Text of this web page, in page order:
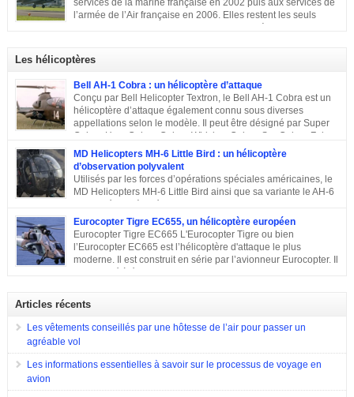
et les forces de défense aérienne contiennent environ 43 000 personnes et
247 avions. L’armée ukrainienne se divise en trois commandements
services de la marine française en 2002 puis aux services de
l’armée de l’Air française en 2006. Elles restent les seuls
que le succès viendra bientôt. Quatre ans plus tard, les premières
commandes étrangères sont signées et depuis, le constructeur multiplie les
exportations. Tour d’horizon sur les exportations du Rafale …
Les hélicoptères
Bell AH-1 Cobra : un hélicoptère d’attaque
Conçu par Bell Helicopter Textron, le Bell AH-1 Cobra est un
hélicoptère d’attaque également connu sous diverses
appellations selon le modèle. Il peut être désigné par Super
Cobra, HueyCobra, Cobra, Whiskey Cobra, SeaCobra, Zulu
Cobra, Snake ou encore Viper. Le modèle premier était doté de la même
motorisation, de la même transmission et du même rotor principal que le
Bell UH-1 Iroquois. Cet appareil a effectué son premier vol en septembre
1965, est entré en service en 1967 et est toujours en service dans quelques
pays. Sa conception C’est en 1962 que Bell décide de construire un
MD Helicopters MH-6 Little Bird : un hélicoptère
d’observation polyvalent
Utilisés par les forces d’opérations spéciales américaines, le
MD Helicopters MH-6 Little Bird ainsi que sa variante le AH-6
est un hélicoptère léger conçu sur la base du Hughes OH-6 et
du Hughes MD 500. Il a été conçu par l’avionneur américain MD
Helicopters. Sa conception Lorsqu’en 1960, l’armée américaine a évoqué
son souhait de développer un hélicoptère léger d’observation qui serait
également capable d’endosser divers rôles, de nombreuses compagnies
sont entrées en compétition pour remporter le projet. Parmi elles, il y a eu
Eurocopter Tigre EC655, un hélicoptère européen
Eurocopter Tigre EC665 L'Eurocopter Tigre ou bien
l’Eurocopter EC665 est l’hélicoptère d'attaque le plus
moderne. Il est construit en série par l’avionneur Eurocopter. Il
est destiné à équiper les forces de terres de l’Allemagne, la
construit afin d’assurer les missions d’appui à proximité immédiate des
forces terrestres. Il a été utilisé en 2009 lors de la guerre en Afghanistan.
Eurocopter Tigre EC655
Articles récents
Les vêtements conseillés par une hôtesse de l’air pour passer un
agréable vol
Les informations essentielles à savoir sur le processus de voyage en
avion